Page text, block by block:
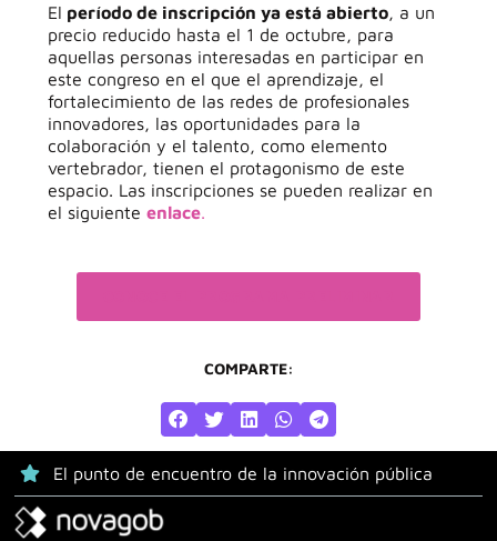
El período de inscripción ya está abierto, a un
precio reducido hasta el 1 de octubre, para
aquellas personas interesadas en participar en
este congreso en el que el aprendizaje, el
fortalecimiento de las redes de profesionales
innovadores, las oportunidades para la
colaboración y el talento, como elemento
vertebrador, tienen el protagonismo de este
espacio. Las inscripciones se pueden realizar en
el siguiente enlace.
COMPARTE:
El punto de encuentro de la innovación pública